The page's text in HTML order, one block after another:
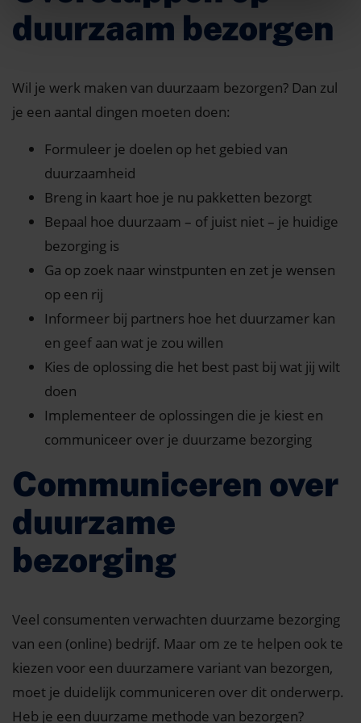
duurzaam bezorgen
Wil je werk maken van duurzaam bezorgen? Dan zul
je een aantal dingen moeten doen:
Formuleer je doelen op het gebied van
duurzaamheid
Breng in kaart hoe je nu pakketten bezorgt
Bepaal hoe duurzaam – of juist niet – je huidige
bezorging is
Ga op zoek naar winstpunten en zet je wensen
op een rij
Informeer bij partners hoe het duurzamer kan
en geef aan wat je zou willen
Kies de oplossing die het best past bij wat jij wilt
doen
Implementeer de oplossingen die je kiest en
communiceer over je duurzame bezorging
Communiceren over
duurzame
bezorging
Veel consumenten verwachten duurzame bezorging
van een (online) bedrijf. Maar om ze te helpen ook te
kiezen voor een duurzamere variant van bezorgen,
moet je duidelijk communiceren over dit onderwerp.
Heb je een duurzame methode van bezorgen?